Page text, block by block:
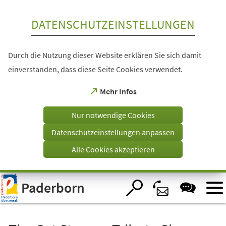
Visuelle
Assistenzsoftware
öffnen.
DATENSCHUTZEINSTELLUNGEN
Durch die Nutzung dieser Website erklären Sie sich damit
einverstanden, dass diese Seite Cookies verwendet.
Mehr Infos
(Öffnet
einem
Tab)
Nur notwendige Cookies
Datenschutzeinstellungen anpassen
Alle Cookies akzeptieren
Paderborn